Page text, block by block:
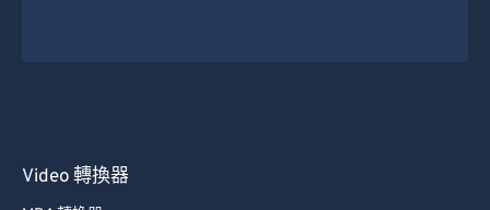
Video 轉換器